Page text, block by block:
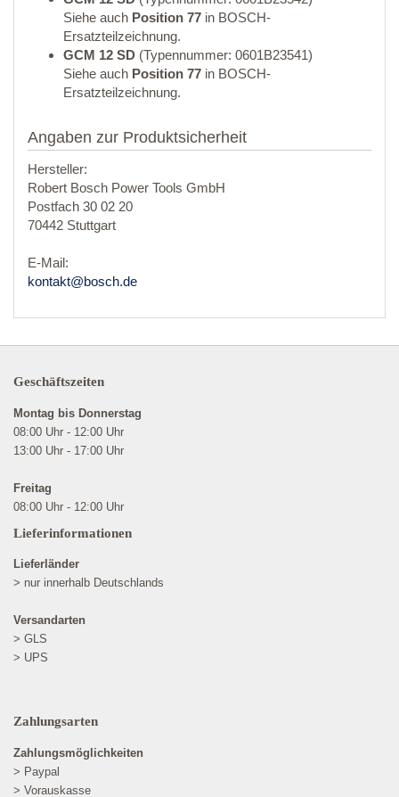
Siehe auch Position 77 in BOSCH-
Ersatzteilzeichnung.
GCM 12 SD (Typennummer: 0601B23541)
Siehe auch Position 77 in BOSCH-
Ersatzteilzeichnung.
Angaben zur Produktsicherheit
Hersteller:
Robert Bosch Power Tools GmbH
Postfach 30 02 20
70442 Stuttgart
E-Mail:
kontakt@bosch.de
Geschäftszeiten
Montag bis Donnerstag
08:00 Uhr - 12:00 Uhr
13:00 Uhr - 17:00 Uhr
Freitag
08:00 Uhr - 12:00 Uhr
Lieferinformationen
Lieferländer
> nur innerhalb Deutschlands
Versandarten
> GLS
> UPS
Zahlungsarten
Zahlungsmöglichkeiten
> Paypal
> Vorauskasse